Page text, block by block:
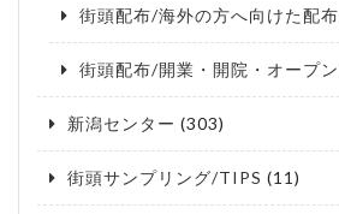
街頭配布/海外の方へ向けた配布
街頭配布/開業・開院・オープン
新潟センター (303)
街頭サンプリング/TIPS (11)